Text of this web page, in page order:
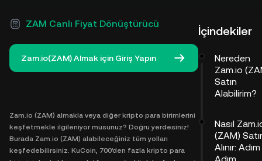
ZAM Canlı Fiyat Dönüştürücü
Zam.io(ZAM) Almak için Giriş Yapın
Zam.io (ZAM) almakla veya diğer kripto para birimlerini
keşfetmekle ilgileniyor musunuz? Doğru yerdesiniz!
Burada Zam.io (ZAM) alabileceğiniz tüm yolları
keşfedebilirsiniz. KuCoin, 700'den fazla kripto para
İçindekiler
Nereden
Zam.io
Satın
Alabilirim?
Nasıl
(ZAM)
Alınır: Adım